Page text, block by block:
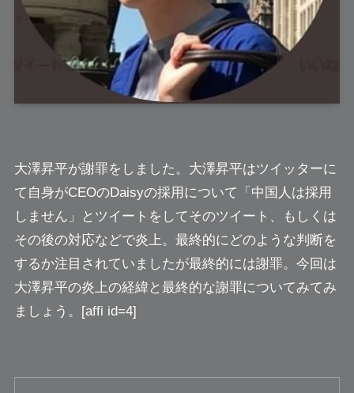
大澤昇平が謝罪をしました。大澤昇平はツイッターに
て自身がCEOのDaisyの採用について「中国人は採用
しません」とツイートをしてそのツイート、もしくは
その後の対応などで炎上。最終的にどのような判断を
するか注目されていましたが最終的には謝罪。今回は
大澤昇平の炎上の経緯と最終的な謝罪についてみてみ
ましょう。[affi id=4]